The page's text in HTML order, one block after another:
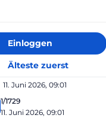
Einloggen
Älteste zuerst
11. Juni 2026, 09:01
1/1729
11. Juni 2026, 09:01